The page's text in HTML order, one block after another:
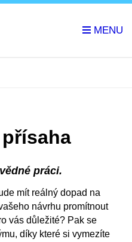
práci.
mít reálný dopad na
návrhu promítnout
vás důležité? Pak se
díky které si vymezíte